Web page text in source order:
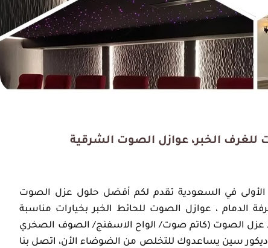
الخبر، عوازل الصوت الشرقية
في السعودية تقدم لكم أفضل حلول عزل الصوت
الدمام ، عوازل الصوت للحائط الخبر بخيارات مناسبة
عزل الصوت (كاتم صوت/ الواح الاسفنج/ الصوف الصخري
سين يساعدوك للتخلص من الضوضاء الأن، اتصل بنا